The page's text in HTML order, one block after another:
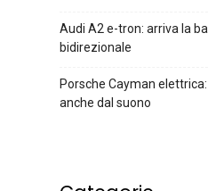
Audi A2 e-tron: arriva la
bidirezionale
Porsche Cayman
anche dal suono